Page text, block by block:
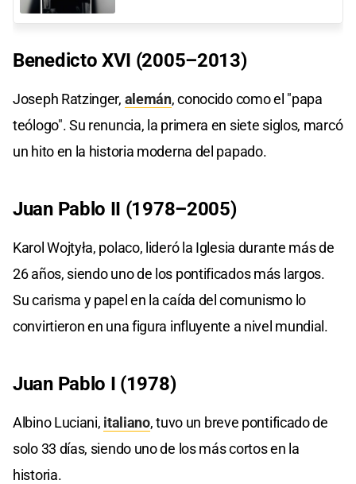
Benedicto XVI (2005–2013)
Joseph Ratzinger, alemán, conocido como el "papa
teólogo". Su renuncia, la primera en siete siglos, marcó
un hito en la historia moderna del papado.
Juan Pablo II (1978–2005)
Karol Wojtyła, polaco, lideró la Iglesia durante más de
26 años, siendo uno de los pontificados más largos.
Su carisma y papel en la caída del comunismo lo
convirtieron en una figura influyente a nivel mundial.
Juan Pablo I (1978)
Albino Luciani, italiano, tuvo un breve pontificado de
solo 33 días, siendo uno de los más cortos en la
historia.